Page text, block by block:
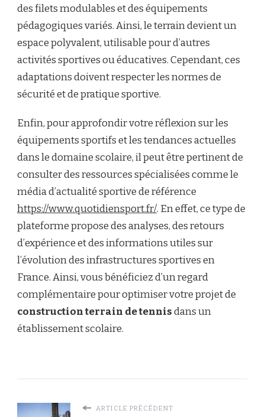
des filets modulables et des équipements
pédagogiques variés. Ainsi, le terrain devient un
espace polyvalent, utilisable pour d’autres
activités sportives ou éducatives. Cependant, ces
adaptations doivent respecter les normes de
sécurité et de pratique sportive.
Enfin, pour approfondir votre réflexion sur les
équipements sportifs et les tendances actuelles
dans le domaine scolaire, il peut être pertinent de
consulter des ressources spécialisées comme le
média d’actualité sportive de référence
https://www.quotidiensport.fr/. En effet, ce type de
plateforme propose des analyses, des retours
d’expérience et des informations utiles sur
l’évolution des infrastructures sportives en
France. Ainsi, vous bénéficiez d’un regard
complémentaire pour optimiser votre projet de
construction terrain de tennisdans un
établissement scolaire.
ARTICLE PRÉCÉDENT